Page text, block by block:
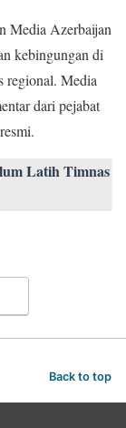
Media Azerbaijan
kebingungan di
regional. Media
dari pejabat
Latih Timnas
Back to top